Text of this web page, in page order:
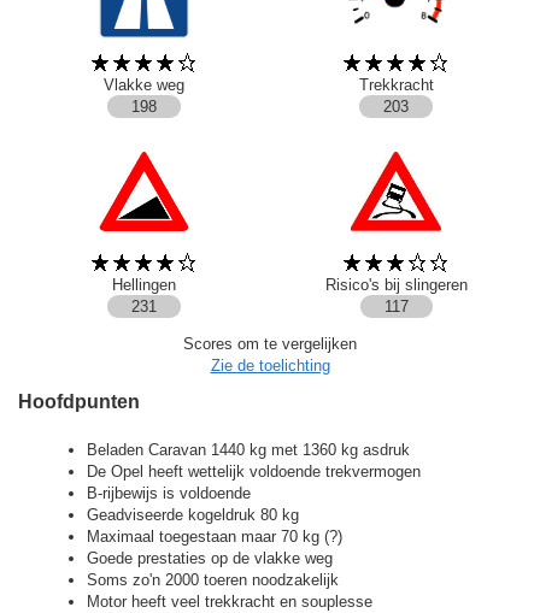
Vlakke weg
Trekkracht
198
203
Hellingen
Risico's bij slingeren
231
117
Scores om te vergelijken
Zie de toelichting
Hoofdpunten
Beladen Caravan 1440 kg met 1360 kg asdruk
De Opel heeft wettelijk voldoende trekvermogen
B-rijbewijs is voldoende
Geadviseerde kogeldruk 80 kg
Maximaal toegestaan maar 70 kg (?)
Goede prestaties op de vlakke weg
Soms zo'n 2000 toeren noodzakelijk
Motor heeft veel trekkracht en souplesse